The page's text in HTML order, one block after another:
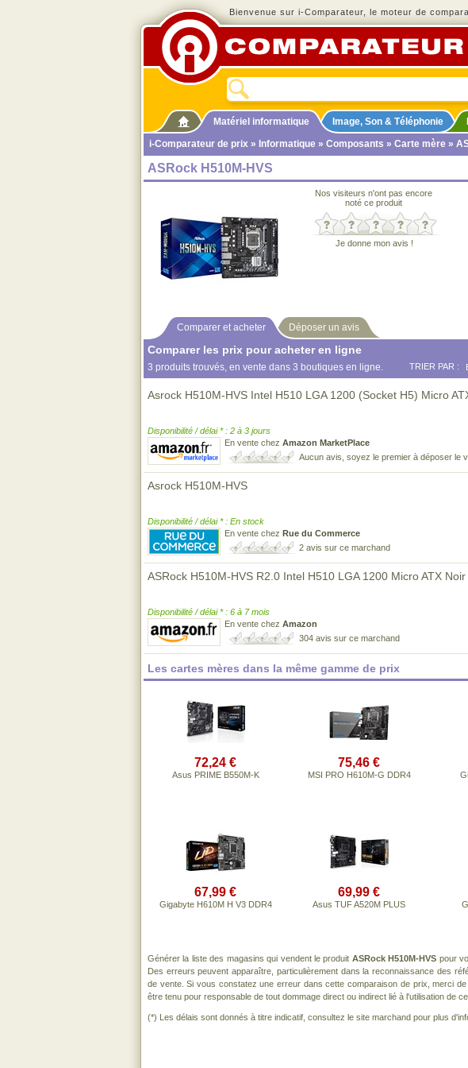
Bienvenue sur i-Comparateur, le moteur de
Matériel informatique Image, Son & Téléphonie
i-Comparateur de prix » Informatique » Composants » Carte mère »
ASRock H510M-HVS
Nos visiteurs n'ont pas encore
noté ce produit
Je donne mon avis !
Comparer et acheter Déposer un avis
Comparer les prix pour acheter en ligne
3 produits trouvés, en vente dans 3 boutiques en ligne. TRIER PAR :
Asrock H510M-HVS Intel H510 LGA 1200 (Socket H5) Micro
Disponibilité / délai * : 2 à 3 jours
En vente chez Amazon MarketPlace
Aucun avis, soyez le premier à déposer le
Asrock H510M-HVS
Disponibilité / délai * : En stock
En vente chez Rue du Commerce
2 avis sur ce marchand
ASRock H510M-HVS R2.0 Intel H510 LGA 1200 Micro ATX Noir
Disponibilité / délai * : 6 à 7 mois
En vente chez Amazon
304 avis sur ce marchand
Les cartes mères dans la même gamme de prix
72,24 €
Asus PRIME B550M-K
75,46 €
MSI PRO H610M-G DDR4
67,99 €
Gigabyte H610M H V3 DDR4
69,99 €
Asus TUF A520M PLUS
Générer la liste des magasins qui vendent le produit ASRock H510M-HVS pour
Des erreurs peuvent apparaître, particulièrement dans la reconnaissance des
de vente. Si vous constatez une erreur dans cette comparaison de prix, merci de
être tenu pour responsable de tout dommage direct ou indirect lié à l'utilisation de
(*) Les délais sont donnés à titre indicatif, consultez le site marchand pour plus